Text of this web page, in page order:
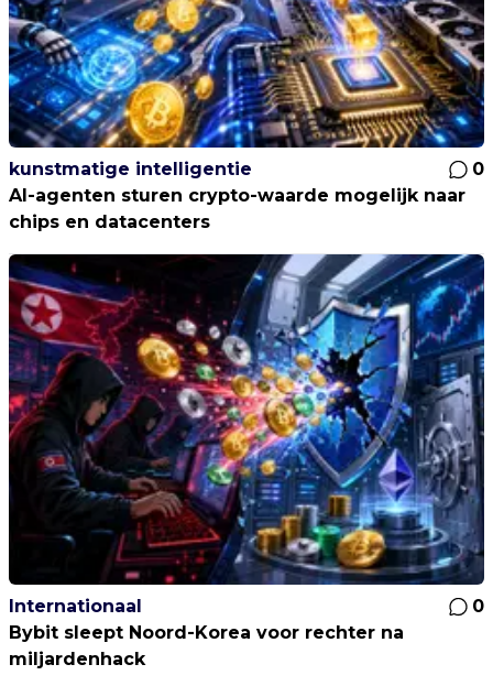
kunstmatige intelligentie
0
AI-agenten sturen crypto-waarde mogelijk naar
chips en datacenters
Internationaal
0
Bybit sleept Noord-Korea voor rechter na
miljardenhack